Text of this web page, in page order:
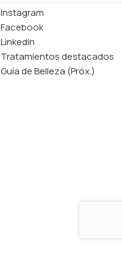
Instagram
Facebook
Linkedin
Tratamientos destacados
Guía de Belleza (Próx.)